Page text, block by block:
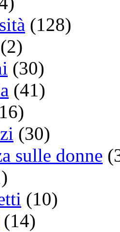
(128)
(2)
(30)
(41)
(30)
sulle donne
(10)
(14)